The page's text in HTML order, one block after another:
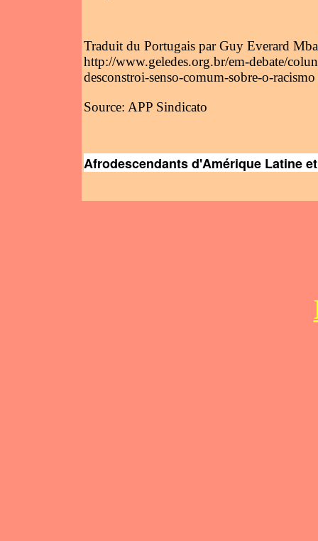
Traduit du Portugais par Guy Everard
http://www.geledes.org.br/em-debate/
desconstroi-senso-comum-sobre-o-racismo
Source: APP Sindicato
Afrodescendants d'Amérique Latine